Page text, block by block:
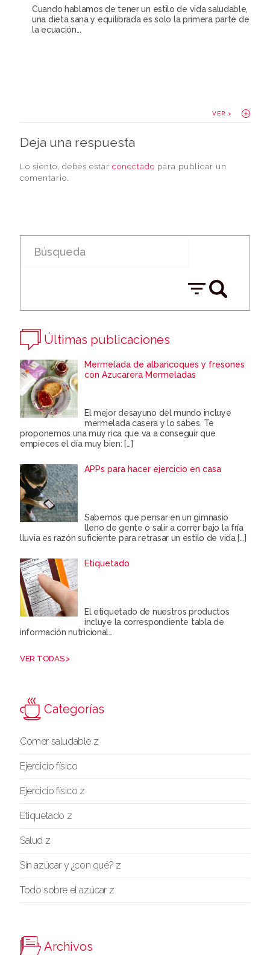
Cuando hablamos de tener un estilo de vida saludable,
una dieta sana y equilibrada es solo la primera parte de
la ecuación...
VER >
Deja una respuesta
Lo siento, debes estar conectado para publicar un
comentario.
Últimas publicaciones
Mermelada de albaricoques y fresones
con Azucarera Mermeladas
El mejor desayuno del mundo incluye
mermelada casera y lo sabes. Te
proponemos una muy rica que va a conseguir que
empieces el día muy bien: […]
APPs para hacer ejercicio en casa
Sabemos que pensar en un gimnasio
lleno de gente o salir a correr bajo la fría
lluvia es razón suficiente para retrasar un estilo de vida[…]
Etiquetado
El etiquetado de nuestros productos
incluye la correspondiente tabla de
información nutricional…
VER TODAS >
Categorías
Comer saludable z
Ejercicio físico
Ejercicio físico z
Etiquetado z
Salud z
Sin azúcar y ¿con qué? z
Todo sobre el azúcar z
Archivos